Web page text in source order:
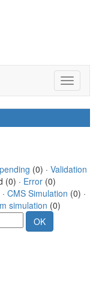
(0) · Validation
(0) · Error (0)
CMS Simulation (0) ·
simulation (0)